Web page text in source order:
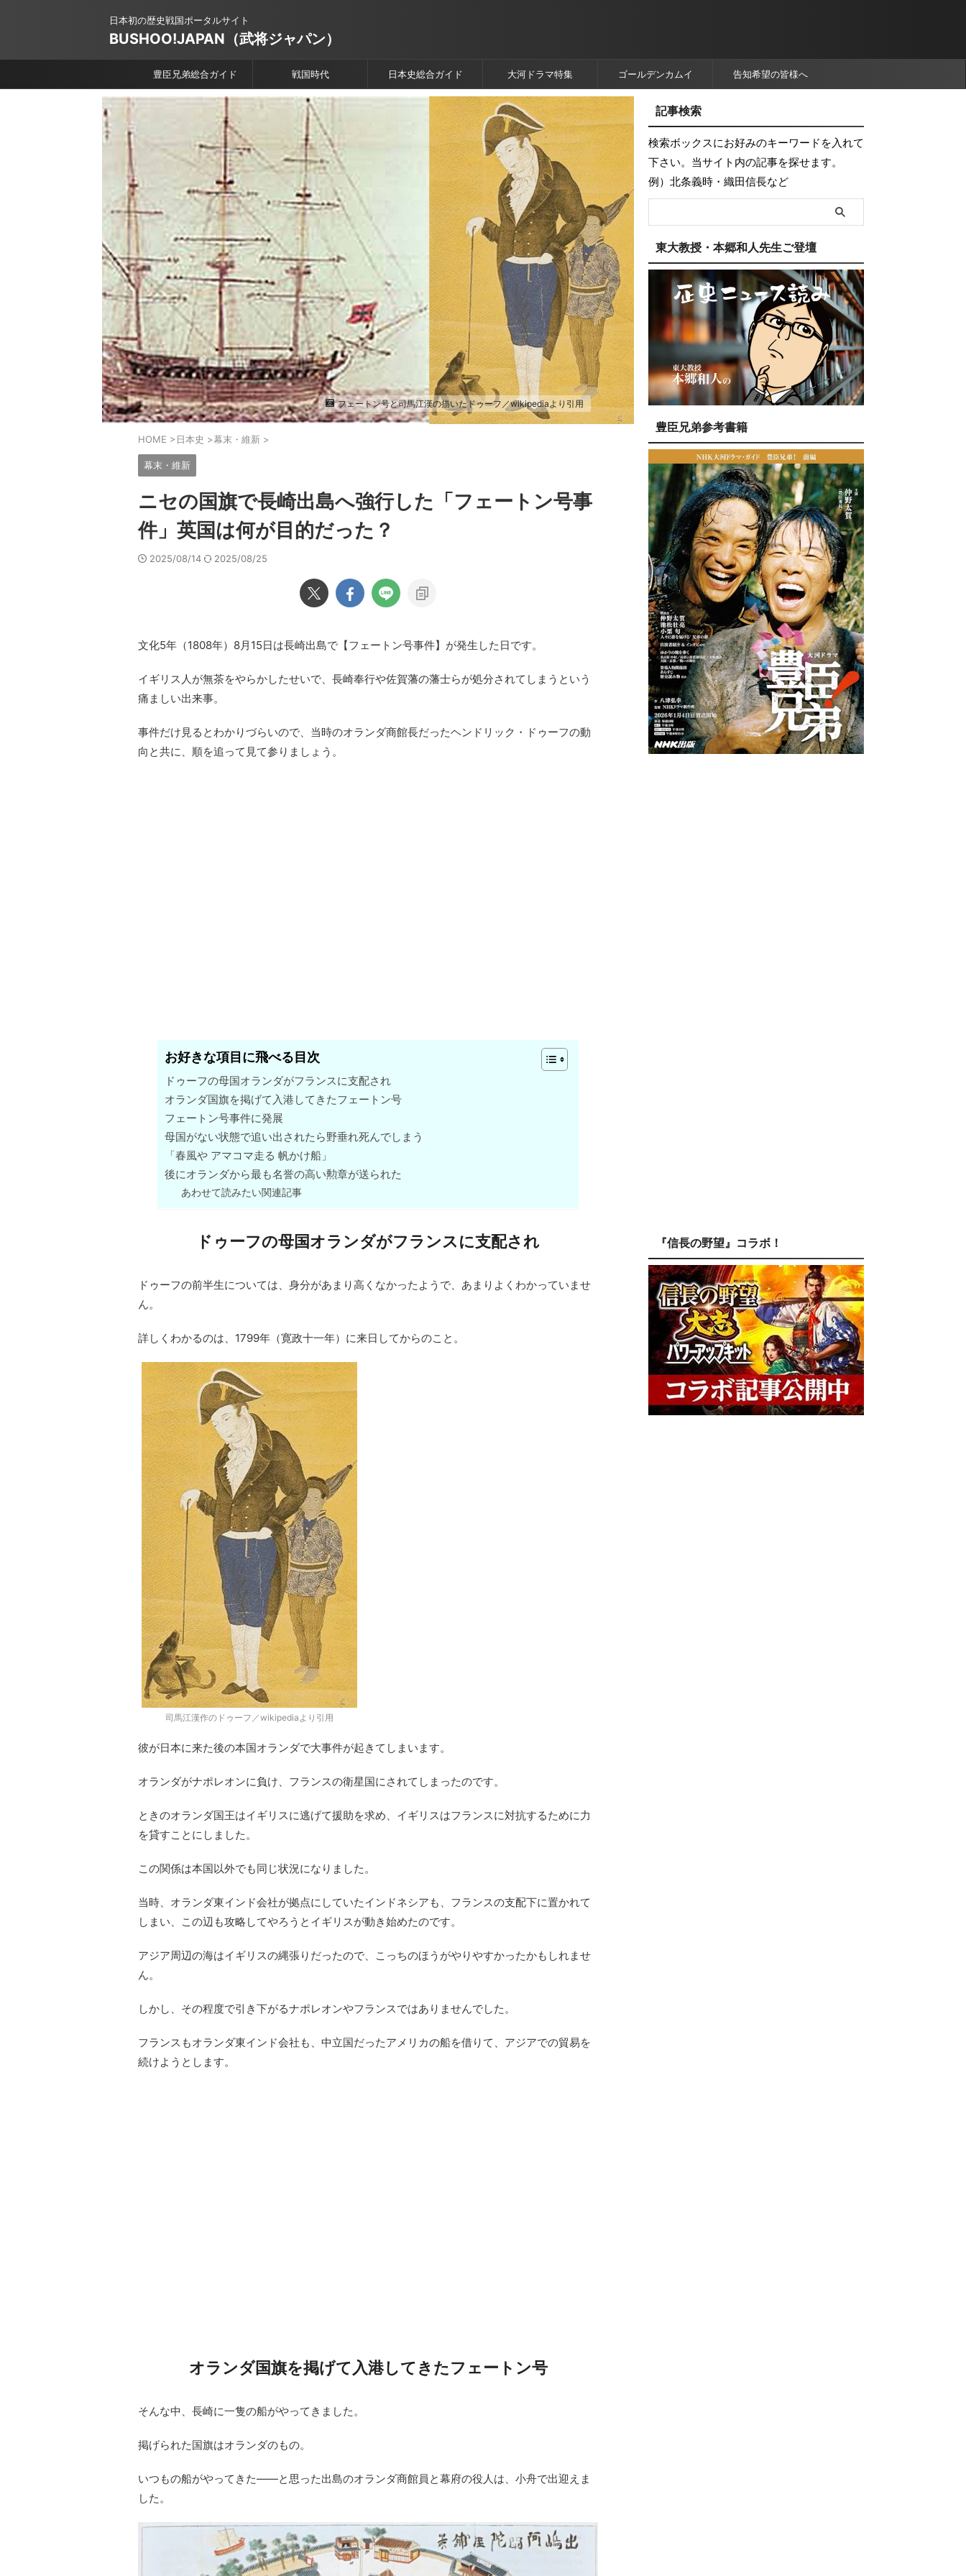
日本初の歴史戦国ポータルサイト
BUSHOO!JAPAN（武将ジャパン）
豊臣兄弟総合ガイド 戦国時代 日本史総合ガイド 大河ドラマ特集 ゴールデンカムイ 告知希望の皆様へ
フェートン号と司馬江漢の描いたドゥーフ／wikipediaより引用
HOME >日本史 >幕末・維新 >
幕末・維新
ニセの国旗で長崎出島へ強行した「フェートン号事
件」英国は何が目的だった？
2025/08/14 2025/08/25
文化5年（1808年）8月15日は長崎出島で【フェートン号事件】が発生した日です。
イギリス人が無茶をやらかしたせいで、長崎奉行や佐賀藩の藩士らが処分されてしまうという
痛ましい出来事。
事件だけ見るとわかりづらいので、当時のオランダ商館長だったヘンドリック・ドゥーフの動
向と共に、順を追って見て参りましょう。
お好きな項目に飛べる目次
ドゥーフの母国オランダがフランスに支配され
オランダ国旗を掲げて入港してきたフェートン号
フェートン号事件に発展
母国がない状態で追い出されたら野垂れ死んでしまう
「春風や アマコマ走る 帆かけ船」
後にオランダから最も名誉の高い勲章が送られた
あわせて読みたい関連記事
ドゥーフの母国オランダがフランスに支配され
ドゥーフの前半生については、身分があまり高くなかったようで、あまりよくわかっていませ
ん。
詳しくわかるのは、1799年（寛政十一年）に来日してからのこと。
司馬江漢作のドゥーフ／wikipediaより引用
彼が日本に来た後の本国オランダで大事件が起きてしまいます。
オランダがナポレオンに負け、フランスの衛星国にされてしまったのです。
ときのオランダ国王はイギリスに逃げて援助を求め、イギリスはフランスに対抗するために力
を貸すことにしました。
この関係は本国以外でも同じ状況になりました。
当時、オランダ東インド会社が拠点にしていたインドネシアも、フランスの支配下に置かれて
しまい、この辺も攻略してやろうとイギリスが動き始めたのです。
アジア周辺の海はイギリスの縄張りだったので、こっちのほうがやりやすかったかもしれませ
ん。
しかし、その程度で引き下がるナポレオンやフランスではありませんでした。
フランスもオランダ東インド会社も、中立国だったアメリカの船を借りて、アジアでの貿易を
続けようとします。
オランダ国旗を掲げて入港してきたフェートン号
そんな中、長崎に一隻の船がやってきました。
掲げられた国旗はオランダのもの。
いつもの船がやってきた――と思った出島のオランダ商館員と幕府の役人は、小舟で出迎えま
した。
記事検索
検索ボックスにお好みのキーワードを入れて
下さい。当サイト内の記事を探せます。
例）北条義時・織田信長など
東大教授・本郷和人先生ご登壇
豊臣兄弟参考書籍
『信長の野望』コラボ！